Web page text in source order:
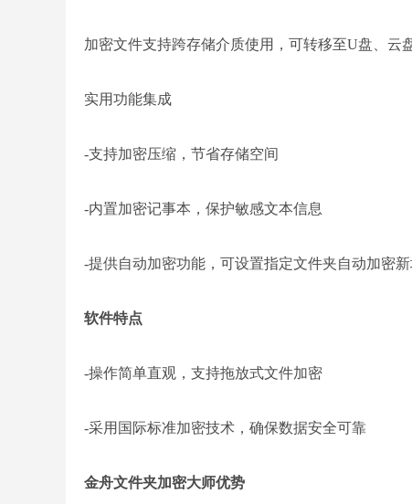
加密文件支持跨存储介质使用，可转移至U盘、云
实用功能集成
-支持加密压缩，节省存储空间
-内置加密记事本，保护敏感文本信息
-提供自动加密功能，可设置指定文件夹自动加密
软件特点
-操作简单直观，支持拖放式文件加密
-采用国际标准加密技术，确保数据安全可靠
金舟文件夹加密大师优势